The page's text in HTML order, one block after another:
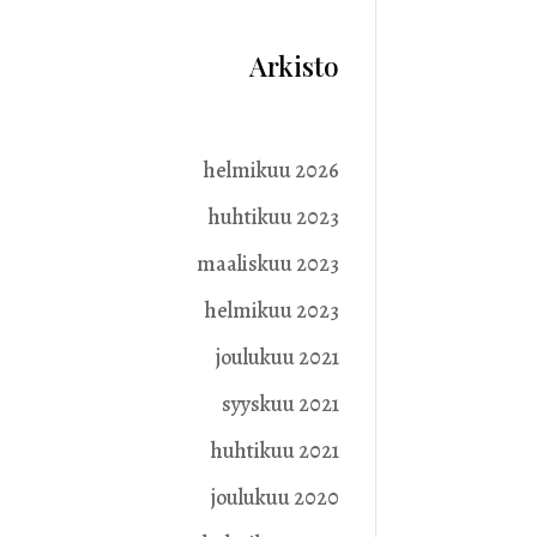
Arkisto
helmikuu 2026
huhtikuu 2023
maaliskuu 2023
helmikuu 2023
joulukuu 2021
syyskuu 2021
huhtikuu 2021
joulukuu 2020